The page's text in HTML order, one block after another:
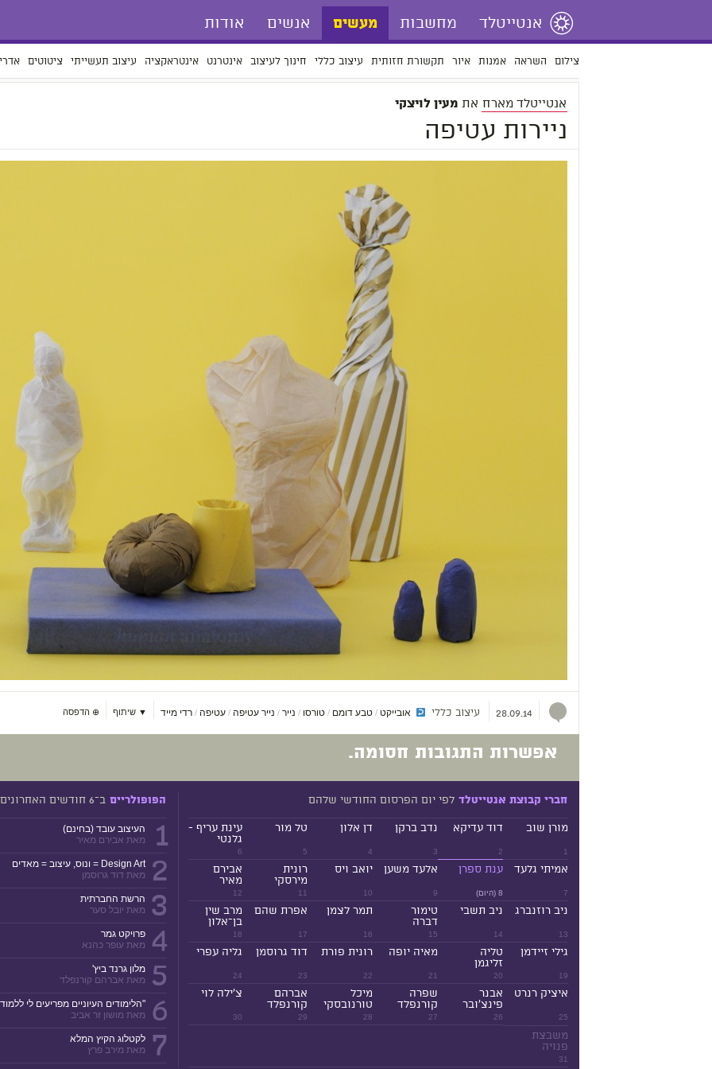
אנטייטלד מחשבות מעשים אנשים אודות
צילום השראה אמנות איור תקשורת חזותית עיצוב כללי חינוך לעיצוב אינטרנט אינטראקציה עיצוב תעשייתי ציטוטים
אנטייטלד מארח את מעין לויצקי
ניירות עטיפה
28.09.14 עיצוב כללי אובייקט / טבע דומם / טורסו / נייר/ נייר עטיפה/ עטיפה/ רדי מייד ▼ שיתוף ⊕ הדפסה
אפשרות התגובות חסומה.
חברי קבוצת אנטייטלד לפי יום הפרסום החודשי שלהם
1
מורן שוב
2
דוד עדיקא
3
נדב ברקן
4
דן אלון
5
טל מור
6
עינת עריף -
גלנטי
7
אמיתי גלעד
8 (היום)
ענת ספרן
9
אלעד משען
10
יואב ויס
11
רונית
מירסקי
12
אבירם
מאיר
13
ניב רוזנברג
14
ניב תשבי
15
טימור
דברה
16
תמר לצמן
17
אפרת שהם
18
מרב שין
בן־אלון
19
גילי זיידמן
20
טליה
זליגמן
21
מאיה יופה
22
רונית פורת
23
דוד גרוסמן
24
גליה עפרי
25
איציק רנרט
26
אבנר
פינצ'ובר
27
שפרה
קורנפלד
28
מיכל
טורנובסקי
29
אברהם
קורנפלד
30
צ'ילה לוי
31
משבצת
פנויה
הפופולריים ב־6 חודשים האחרונים
1
העיצוב עובד (בחינם)
מאת אבירם מאיר
2
Design Art = ונוס, עיצוב = מאדים
מאת דוד גרוסמן
3
הרשת החברתית
מאת יובל סער
4
פרויקט גמר
מאת עופר כהנא
5
מלון גרנד ביץ'
מאת אברהם קורנפלד
6
"הלימודים העיוניים מפריעים לי
מאת מושון זר אביב
7
לקטלוג הקיץ המלא
מאת מירב פרץ